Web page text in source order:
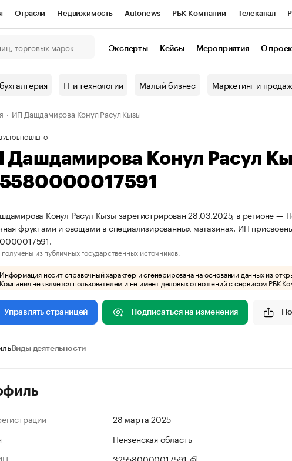
Отрасли Недвижимость Autonews РБК Компании Телеканал
Проверка контрагентов
валюты
Эксперты Кейсы Мероприятия О
IT и технологии Малый бизнес Маркетинг и
ИП Дашдамирова Конул Расул Кызы
ОБНОВЛЕНО
Дашдамирова Конул Расул
Конул Расул Кызы зарегистрирован 28.03.2025, в регионе —
фруктами и овощами в специализированных магазинах. ИП
из публичных государственных источников.
Информация носит справочный характер и сгенерирована на основании данных из
Компания не является пользователем и не имеет деловых отношений с сервисом РБК
Управлять страницей Подписаться на изменения
Виды деятельности
28 марта 2025
Пензенская область